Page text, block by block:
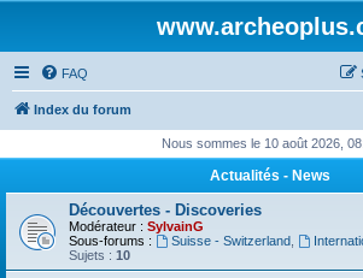
FAQ
Index du forum
Nous sommes le 10 août 2026,
Actualités - News
Découvertes - Discoveries
Modérateur : SylvainG
Sous-forums :
Suisse - Switzerland,
Sujets : 10